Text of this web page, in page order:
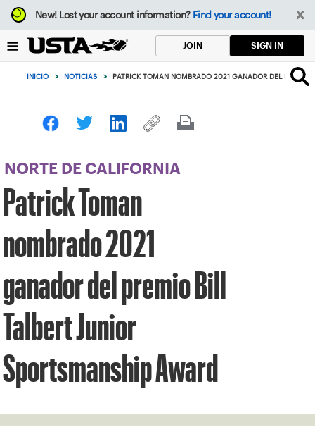
Enfoque
desde
botón
volver
principio
New!Lost your account information? Find your account!
JOIN SIGN IN
INICIO > NOTICIAS > PATRICK TOMAN NOMBRADO 2021 GANADOR DEL PREMIO
NORTE DE CALIFORNIA
Patrick Toman
nombrado 2021
ganador del premio Bill
Talbert Junior
Sportsmanship Award